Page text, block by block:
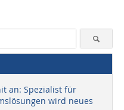
an: Spezialist für
wird neues